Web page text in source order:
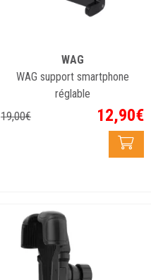
WAG
WAG support smartphone
réglable
19,00€ 12,90€